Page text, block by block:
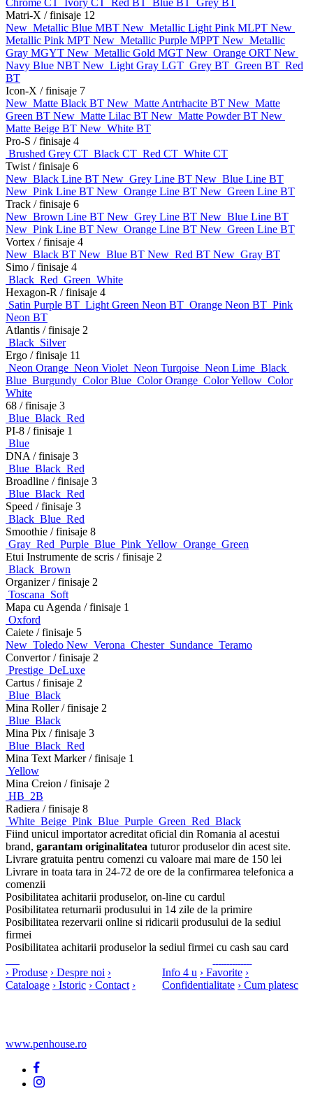
Chrome CT Ivory CT Red BT Blue BT Grey BT
Matri-X / finisaje 12
New Metallic Blue MBT New Metallic Light Pink MLPT New
Metallic Pink MPT New Metallic Purple MPPT New Metallic
Gray MGYT New Metallic Gold MGT New Orange ORT New
Navy Blue NBT New Light Gray LGT Grey BT Green BT Red
BT
Icon-X / finisaje 7
New Matte Black BT New Matte Antrhacite BT New Matte
Green BT New Matte Lilac BT New Matte Powder BT New
Matte Beige BT New White BT
Pro-S / finisaje 4
Brushed Grey CT Black CT Red CT White CT
Twist / finisaje 6
New Black Line BT New Grey Line BT New Blue Line BT
New Pink Line BT New Orange Line BT New Green Line BT
Track / finisaje 6
New Brown Line BT New Grey Line BT New Blue Line BT
New Pink Line BT New Orange Line BT New Green Line BT
Vortex / finisaje 4
New Black BT New Blue BT New Red BT New Gray BT
Simo / finisaje 4
Black Red Green White
Hexagon-R / finisaje 4
Satin Purple BT Light Green Neon BT Orange Neon BT Pink
Neon BT
Atlantis / finisaje 2
Black Silver
Ergo / finisaje 11
Neon Orange Neon Violet Neon Turqoise Neon Lime Black
Blue Burgundy Color Blue Color Orange Color Yellow Color
White
68 / finisaje 3
Blue Black Red
PI-8 / finisaje 1
Blue
DNA / finisaje 3
Blue Black Red
Broadline / finisaje 3
Blue Black Red
Speed / finisaje 3
Black Blue Red
Smoothie / finisaje 8
Gray Red Purple Blue Pink Yellow Orange Green
Etui Instrumente de scris / finisaje 2
Black Brown
Organizer/ finisaje 2
Toscana Soft
Mapa cu Agenda / finisaje 1
Oxford
Caiete / finisaje 5
New Toledo New Verona Chester Sundance Teramo
Convertor/ finisaje 2
Prestige DeLuxe
Cartus / finisaje 2
Blue Black
Mina Roller/ finisaje 2
Blue Black
Mina Pix / finisaje 3
Blue Black Red
Mina Text Marker/ finisaje 1
Yellow
Mina Creion / finisaje 2
HB 2B
Radiera / finisaje 8
White Beige Pink Blue Purple Green Red Black
Fiind unicul importator acreditat oficial din Romania al acestui
brand, garantam originalitatea tuturor produselor din acest site.
Livrare gratuita pentru comenzi cu valoare mai mare de 150 lei
Livrare in toata tara in 24-72 de ore de la confirmarea telefonica a
comenzii
Posibilitatea achitarii produselor, on-line cu cardul
Posibilitatea returnarii produsului in 14 zile de la primire
Posibilitatea rezervarii online si ridicarii produsului de la sediul
firmei
Posibilitatea achitarii produselor la sediul firmei cu cash sau card
› Produse › Despre noi ›
Cataloage › Istoric › Contact ›
Info 4 u › Favorite ›
Confidentialitate › Cum platesc
www.penhouse.ro